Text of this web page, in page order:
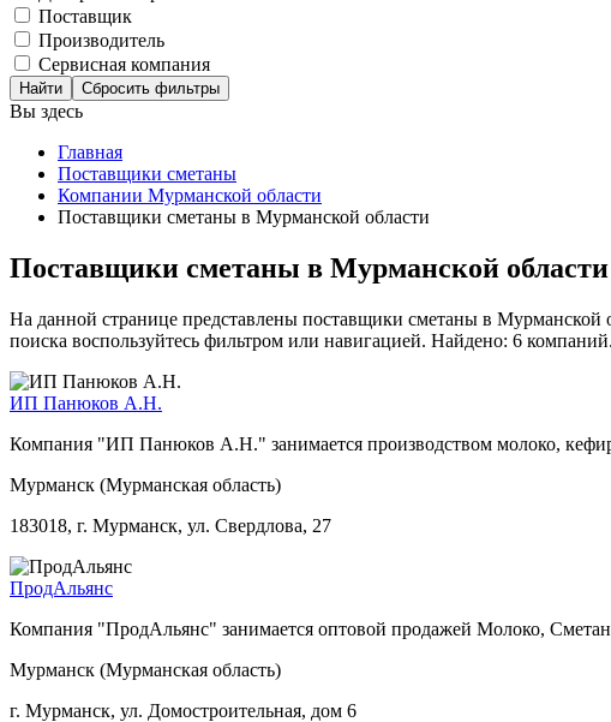
Поставщик
Производитель
Сервисная компания
Сбросить фильтры
Вы здесь
Главная
Поставщики сметаны
Компании Мурманской области
Поставщики сметаны в Мурманской области
Поставщики сметаны в Мурманской области
На данной странице представлены поставщики сметаны в
поиска воспользуйтесь фильтром или навигацией. Найдено: 6 компаний.
ИП Панюков А.Н.
Компания "ИП Панюков А.Н." занимается производством молоко,
Мурманск (Мурманская область)
183018, г. Мурманск, ул. Свердлова, 27
ПродАльянс
Компания "ПродАльянс" занимается оптовой продажей Молоко,
Мурманск (Мурманская область)
г. Мурманск, ул. Домостроительная, дом 6